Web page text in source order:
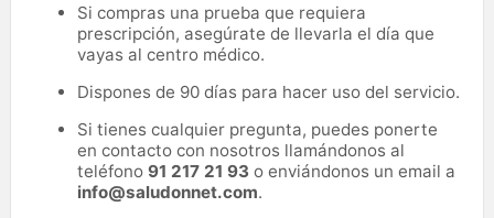
Si compras una prueba que requiera
prescripción, asegúrate de llevarla el día que
vayas al centro médico.
Dispones de 90 días para hacer uso del servicio.
Si tienes cualquier pregunta, puedes ponerte
en contacto con nosotros llamándonos al
teléfono 91 217 21 93 o enviándonos un email a
info@saludonnet.com.